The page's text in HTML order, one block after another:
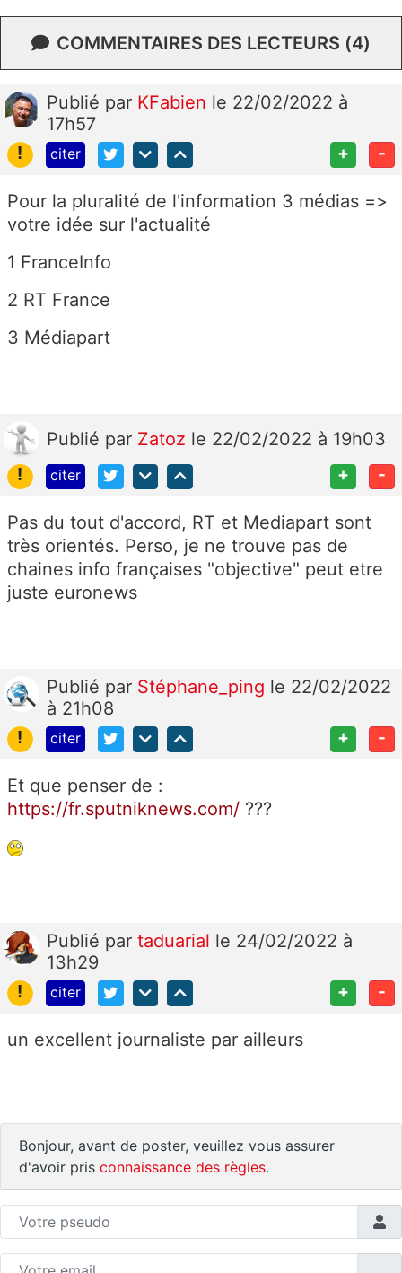
COMMENTAIRES DES LECTEURS (4)
Publié par KFabien le 22/02/2022 à
17h57
!
citer + -
Pour la pluralité de l'information 3 médias =>
votre idée sur l'actualité
1 FranceInfo
2 RT France
3 Médiapart
Publié par Zatoz le 22/02/2022 à 19h03
!
citer + -
Pas du tout d'accord, RT et Mediapart sont
très orientés. Perso, je ne trouve pas de
chaines info françaises "objective" peut etre
juste euronews
Publié par Stéphane_ping le 22/02/2022
à 21h08
!
citer + -
Et que penser de :
https://fr.sputniknews.com/ ???
Publié par taduarial le 24/02/2022 à
13h29
!
citer + -
un excellent journaliste par ailleurs
Bonjour, avant de poster, veuillez vous assurer
d'avoir pris connaissance des règles.